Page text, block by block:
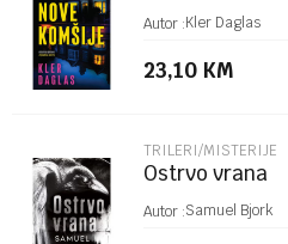
POŠALJI Autor :Kler Daglas
23,10 KM
TRILERI/MISTERIJE
Ostrvo vrana
Autor :Samuel Bjork